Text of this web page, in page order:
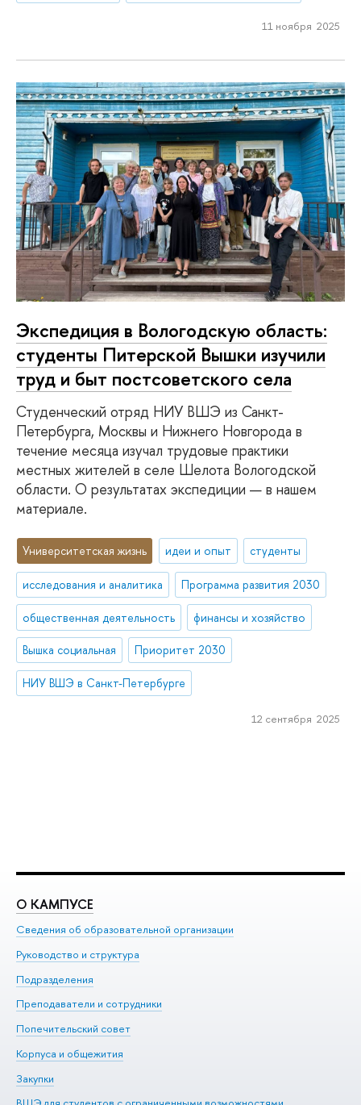
11 ноября 2025
Экспедиция в Вологодскую область:
студенты Питерской Вышки изучили
труд и быт постсоветского села
Студенческий отряд НИУ ВШЭ из Санкт-
Петербурга, Москвы и Нижнего Новгорода в
течение месяца изучал трудовые практики
местных жителей в селе Шелота Вологодской
области. О результатах экспедиции — в нашем
материале.
Университетская жизнь идеи и опыт студенты
исследования и аналитика Программа развития 2030
общественная деятельность финансы и хозяйство
Вышка социальная Приоритет 2030
НИУ ВШЭ в Санкт-Петербурге
12 сентября 2025
О КАМПУСЕ
Сведения об образовательной организации
Руководство и структура
Подразделения
Преподаватели и сотрудники
Попечительский совет
Корпуса и общежития
Закупки